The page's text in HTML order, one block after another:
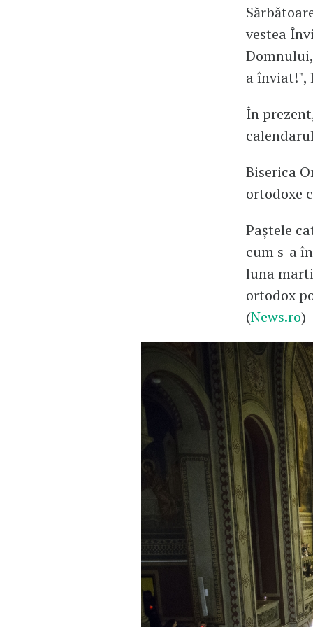
vestea
a înviat!",
În
Biserica
ortodoxe
Paştele
cum s-a
luna
ortodox
(News.ro)